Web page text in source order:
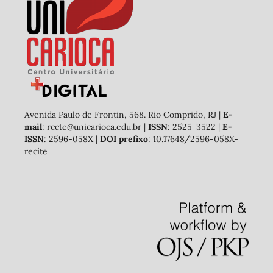
Avenida Paulo de Frontin, 568. Rio Comprido, RJ | E-
mail: rccte@unicarioca.edu.br | ISSN: 2525-3522 | E-
ISSN: 2596-058X | DOI prefixo: 10.17648/2596-058X-
recite